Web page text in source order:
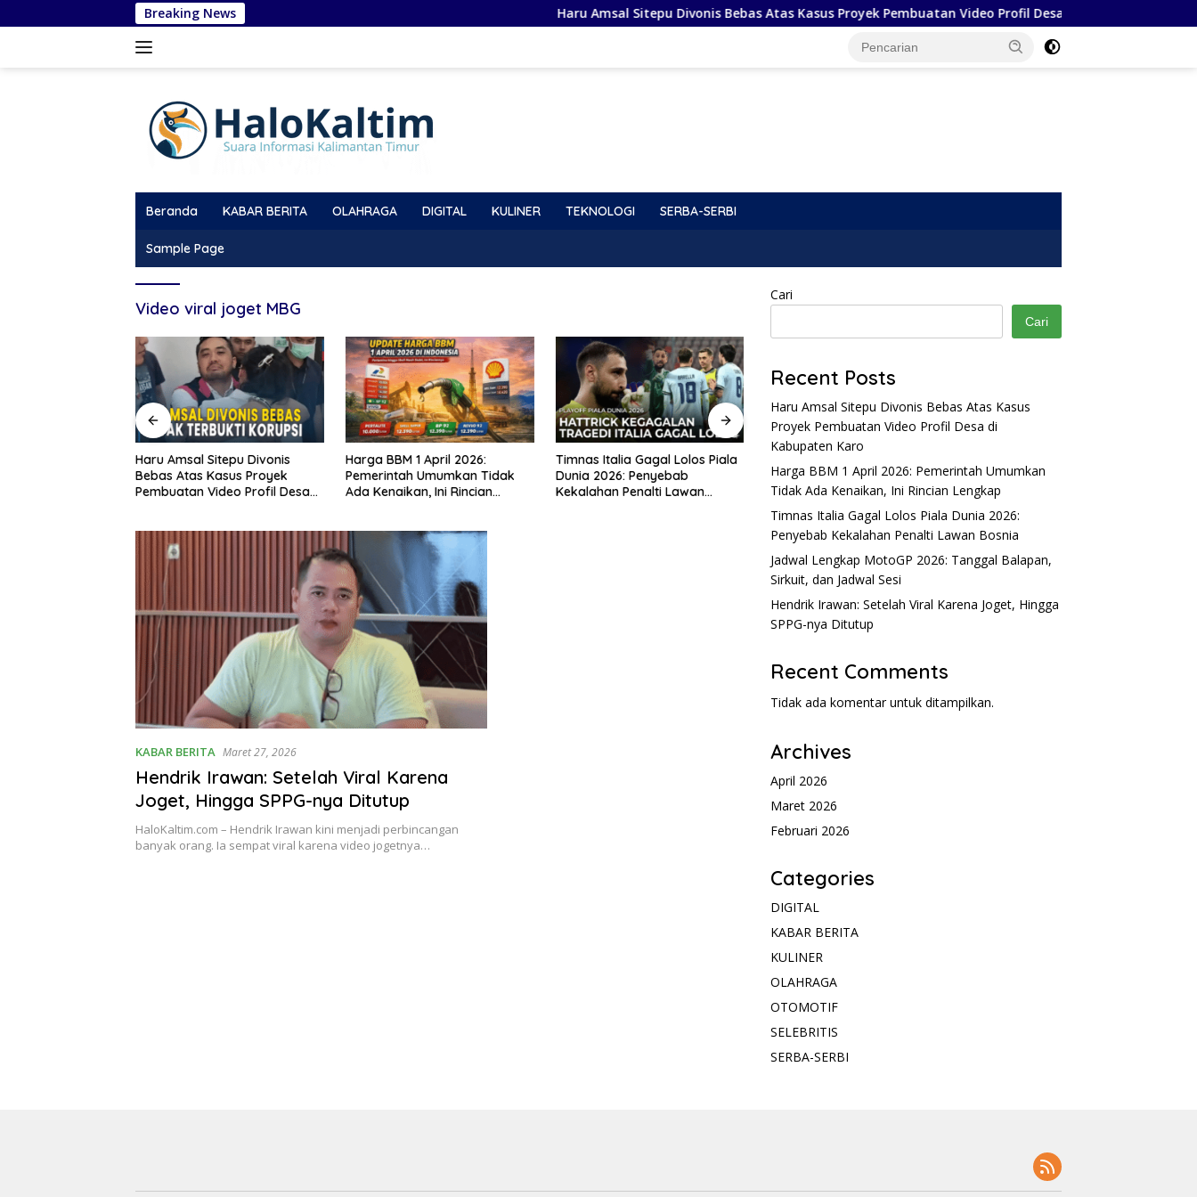
ke
Breaking News Haru Amsal Sitepu Divonis Bebas Atas Kasus Proyek Pembuatan Video Profil Desa di Kabupaten Karo
Beranda KABAR BERITA OLAHRAGA DIGITAL KULINER TEKNOLOGI SERBA-SERBI
Sample Page
Video viral joget MBG
Haru Amsal Sitepu Divonis
Bebas Atas Kasus Proyek
Pembuatan Video Profil Desa
Harga BBM 1 April 2026:
Pemerintah Umumkan Tidak
Ada Kenaikan, Ini Rincian
Timnas Italia Gagal Lolos Piala
Dunia 2026: Penyebab
Kekalahan Penalti Lawan
Jadwal Lengkap MotoGP 2026:
Tanggal Balapan, Sirkuit, dan
Jadwal Sesi
Karena Joget, Hingga SPPG-
nya Ditutup
KABAR BERITA Maret 27, 2026
Hendrik Irawan: Setelah Viral Karena
Joget, Hingga SPPG-nya Ditutup
HaloKaltim.com – Hendrik Irawan kini menjadi perbincangan
banyak orang. Ia sempat viral karena video jogetnya…
Cari
Cari
Recent Posts
Haru Amsal Sitepu Divonis Bebas Atas Kasus
Proyek Pembuatan Video Profil Desa di
Kabupaten Karo
Harga BBM 1 April 2026: Pemerintah Umumkan
Tidak Ada Kenaikan, Ini Rincian Lengkap
Timnas Italia Gagal Lolos Piala Dunia 2026:
Penyebab Kekalahan Penalti Lawan Bosnia
Jadwal Lengkap MotoGP 2026: Tanggal Balapan,
Sirkuit, dan Jadwal Sesi
Hendrik Irawan: Setelah Viral Karena Joget, Hingga
SPPG-nya Ditutup
Recent Comments
Tidak ada komentar untuk ditampilkan.
Archives
April 2026
Maret 2026
Februari 2026
Categories
DIGITAL
KABAR BERITA
KULINER
OLAHRAGA
OTOMOTIF
SELEBRITIS
SERBA-SERBI